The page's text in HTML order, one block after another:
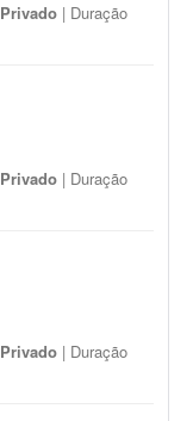
Privado | Duração
Privado | Duração
Privado | Duração